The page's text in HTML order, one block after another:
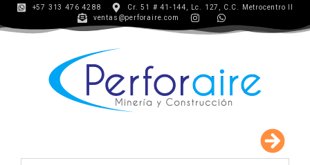
+57 313 476 4288
Cr. 51 # 41-144, Lc. 127, C.C. Metrocentro II
ventas@perforaire.com